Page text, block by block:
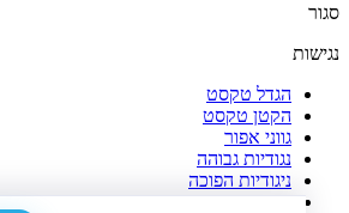
סגור
נגישות
הגדל טקסט
הקטן טקסט
גווני אפור
נגודיות גבוהה
ניגודיות הפוכה
רקע בהיר